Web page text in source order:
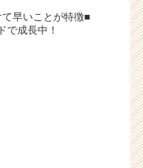
早いことが特徴■
で成長中！